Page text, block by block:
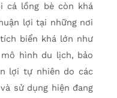
cá lồng bè còn khá
lợi tại những nơi
biển khá lớn như
hình du lịch, bảo
lợi tự nhiên do các
sử dụng hiện đang